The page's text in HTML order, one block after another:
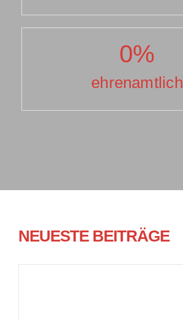
0%
ehrenamtlich
NEUESTE BEITRÄGE